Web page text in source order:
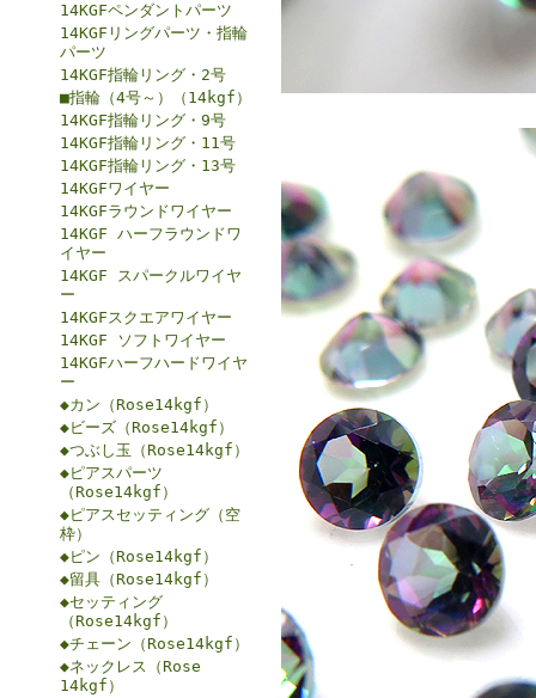
14KGFペンダントパーツ
14KGFリングパーツ・指輪
パーツ
14KGF指輪リング・2号
■指輪（4号～）（14kgf）
14KGF指輪リング・9号
14KGF指輪リング・11号
14KGF指輪リング・13号
14KGFワイヤー
14KGFラウンドワイヤー
14KGF ハーフラウンドワ
イヤー
14KGF スパークルワイヤ
ー
14KGFスクエアワイヤー
14KGF ソフトワイヤー
14KGFハーフハードワイヤ
ー
◆カン（Rose14kgf）
◆ビーズ（Rose14kgf）
◆つぶし玉（Rose14kgf）
◆ピアスパーツ
（Rose14kgf）
◆ピアスセッティング（空
枠）
◆ピン（Rose14kgf）
◆留具（Rose14kgf）
◆セッティング
（Rose14kgf）
◆チェーン（Rose14kgf）
◆ネックレス（Rose
14kgf）